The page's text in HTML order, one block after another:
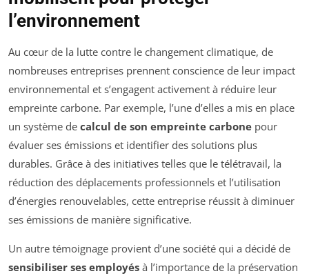
l’environnement
Au cœur de la lutte contre le changement climatique, de
nombreuses entreprises prennent conscience de leur impact
environnemental et s’engagent activement à réduire leur
empreinte carbone. Par exemple, l’une d’elles a mis en place
un système de calcul de son empreinte carbone pour
évaluer ses émissions et identifier des solutions plus
durables. Grâce à des initiatives telles que le télétravail, la
réduction des déplacements professionnels et l’utilisation
d’énergies renouvelables, cette entreprise réussit à diminuer
ses émissions de manière significative.
Un autre témoignage provient d’une société qui a décidé de
sensibiliser ses employés à l’importance de la préservation